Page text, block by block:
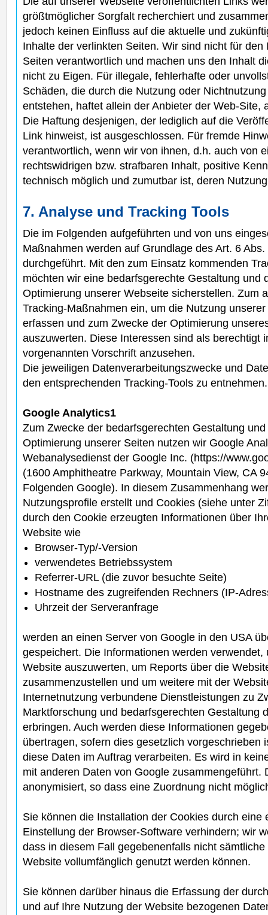
größtmöglicher Sorgfalt recherchiert und
jedoch keinen Einfluss auf die aktuelle und
Inhalte der verlinkten Seiten. Wir sind nicht für den
Seiten verantwortlich und machen uns den Inhalt
nicht zu Eigen. Für illegale, fehlerhafte oder
Schäden, die durch die Nutzung oder
entstehen, haftet allein der Anbieter der Web-Site,
Die Haftung desjenigen, der lediglich auf die
Link hinweist, ist ausgeschlossen. Für fremde
verantwortlich, wenn wir von ihnen, d.h. auch von
rechtswidrigen bzw. strafbaren Inhalt, positive
technisch möglich und zumutbar ist, deren
7. Analyse und Tracking Tools
Die im Folgenden aufgeführten und von uns
Maßnahmen werden auf Grundlage des Art. 6
durchgeführt. Mit den zum Einsatz kommenden
möchten wir eine bedarfsgerechte Gestaltung und
Optimierung unserer Webseite sicherstellen. Zum
Tracking-Maßnahmen ein, um die Nutzung
erfassen und zum Zwecke der Optimierung
auszuwerten. Diese Interessen sind als berechtigt
vorgenannten Vorschrift anzusehen.
Die jeweiligen Datenverarbeitungszwecke und
den entsprechenden Tracking-Tools zu entnehmen.
Google Analytics1
Zum Zwecke der bedarfsgerechten Gestaltung
Optimierung unserer Seiten nutzen wir Google
Webanalysedienst der Google Inc. (https://
(1600 Amphitheatre Parkway, Mountain View, CA
Folgenden Google). In diesem Zusammenhang
Nutzungsprofile erstellt und Cookies (siehe unter
durch den Cookie erzeugten Informationen über
Website wie
Browser-Typ/-Version
verwendetes Betriebssystem
Referrer-URL (die zuvor besuchte Seite)
Hostname des zugreifenden Rechners (IP-
Uhrzeit der Serveranfrage
werden an einen Server von Google in den USA
gespeichert. Die Informationen werden verwendet,
Website auszuwerten, um Reports über die
zusammenzustellen und um weitere mit der
Internetnutzung verbundene Dienstleistungen zu
Marktforschung und bedarfsgerechten Gestaltung
erbringen. Auch werden diese Informationen
übertragen, sofern dies gesetzlich vorgeschrieben
diese Daten im Auftrag verarbeiten. Es wird in
mit anderen Daten von Google zusammengeführt.
anonymisiert, so dass eine Zuordnung nicht
Sie können die Installation der Cookies durch eine
Einstellung der Browser-Software verhindern; wir
dass in diesem Fall gegebenenfalls nicht
Website vollumfänglich genutzt werden können.
Sie können darüber hinaus die Erfassung der
und auf Ihre Nutzung der Website bezogenen